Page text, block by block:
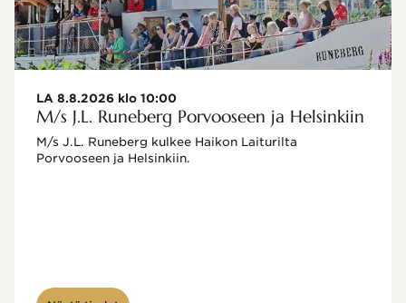
LA 8.8.2026 klo 10:00
M/s J.L. Runeberg Porvooseen ja Helsinkiin
M/s J.L. Runeberg kulkee Haikon Laiturilta
Porvooseen ja Helsinkiin.